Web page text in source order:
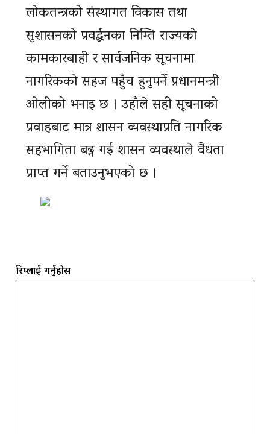
लोकतन्त्रको संस्थागत विकास तथा
सुशासनको प्रवर्द्धनका निम्ति राज्यको
कामकारबाही र सार्वजनिक सूचनामा
नागरिकको सहज पहुँच हुनुपर्ने प्रधानमन्त्री
ओलीको भनाइ छ । उहाँले सही सूचनाको
प्रवाहबाट मात्र शासन व्यवस्थाप्रति नागरिक
सहभागिता बढ्न गई शासन व्यवस्थाले वैधता
प्राप्त गर्ने बताउनुभएको छ ।
रिप्लाई गर्नुहोस